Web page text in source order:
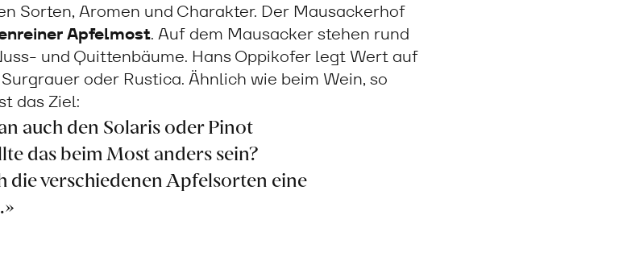
Sorten, Aromen und Charakter. Der Mausackerhof
Apfelmost. Auf dem Mausacker stehen rund
und Quittenbäume. Hans Oppikofer legt Wert auf
oder Rustica. Ähnlich wie beim Wein, so
das Ziel:
auch den Solaris oder Pinot
das beim Most anders sein?
die verschiedenen Apfelsorten eine